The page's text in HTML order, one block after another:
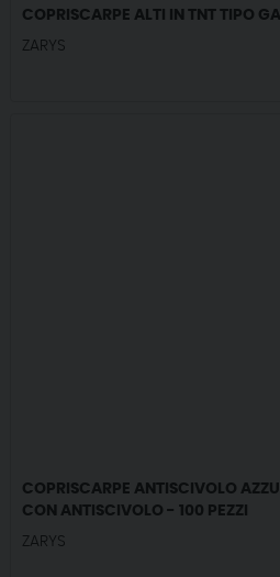
COPRISCARPE ALTI IN TNT TIPO
ZARYS
COPRISCARPE ANTISCIVOLO
CON ANTISCIVOLO - 100 PEZZI
ZARYS